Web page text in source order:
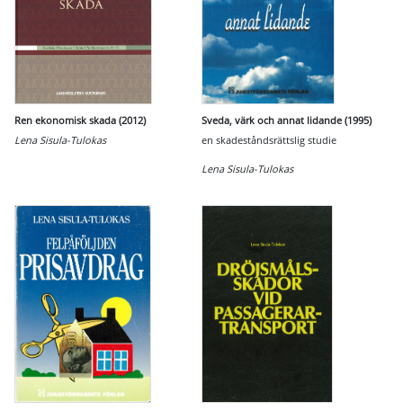
Ren ekonomisk skada (2012)
Lena Sisula-Tulokas
Sveda, värk och annat lidande (1995)
en skadeståndsrättslig studie
Lena Sisula-Tulokas